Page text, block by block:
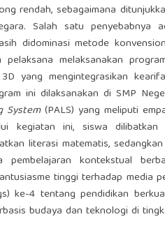
rendah, sebagaimana
Salah satu penyebabnya
didominasi metode
melaksanakan
yang mengintegrasikan
ini dilaksanakan di SMP
System(PALS) yang meliputi
kegiatan ini, siswa
literasi matematis,
kontekstual
tinggi terhadap media
ke-4 tentang pendidikan
budaya dan teknologi di